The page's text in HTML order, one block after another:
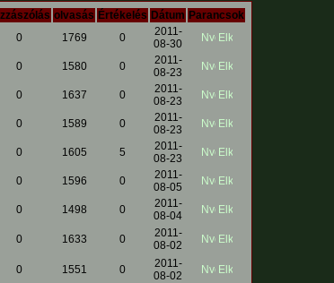
olvasás Értékelés Dátum Parancsok
0 1769 0
2011-
08-30
0 1580 0
2011-
08-23
0 1637 0
2011-
08-23
0 1589 0
2011-
08-23
0 1605 5
2011-
08-23
0 1596 0
2011-
08-05
0 1498 0
2011-
08-04
0 1633 0
2011-
08-02
0 1551 0
2011-
08-02